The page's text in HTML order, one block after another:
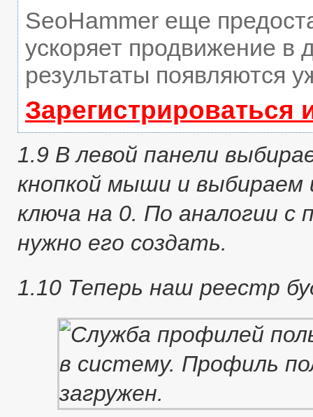
SeoHammer еще
ускоряет продвижение в
результаты появляются
Зарегистрироваться
1.9 В левой панели
кнопкой мыши и выбираем
ключа на 0. По аналогии с
нужно его создать.
1.10 Теперь наш реестр